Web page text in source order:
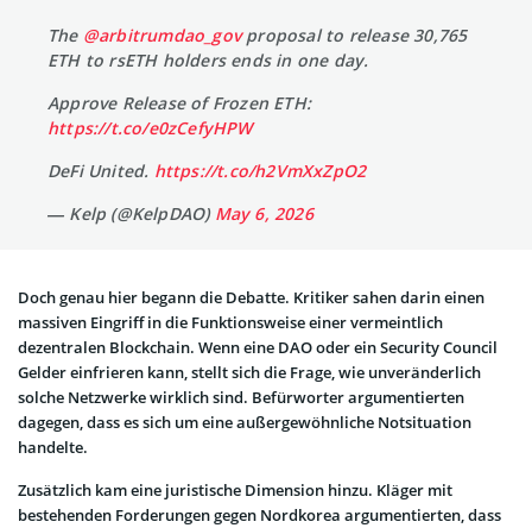
The @arbitrumdao_govproposal to release 30,765
ETH to rsETH holders ends in one day.
Approve Release of Frozen ETH:
https://t.co/e0zCefyHPW
DeFi United. https://t.co/h2VmXxZpO2
— Kelp (@KelpDAO) May 6, 2026
Doch genau hier begann die Debatte. Kritiker sahen darin einen
massiven Eingriff in die Funktionsweise einer vermeintlich
dezentralen Blockchain. Wenn eine DAO oder ein Security Council
Gelder einfrieren kann, stellt sich die Frage, wie unveränderlich
solche Netzwerke wirklich sind. Befürworter argumentierten
dagegen, dass es sich um eine außergewöhnliche Notsituation
handelte.
Zusätzlich kam eine juristische Dimension hinzu. Kläger mit
bestehenden Forderungen gegen Nordkorea argumentierten, dass